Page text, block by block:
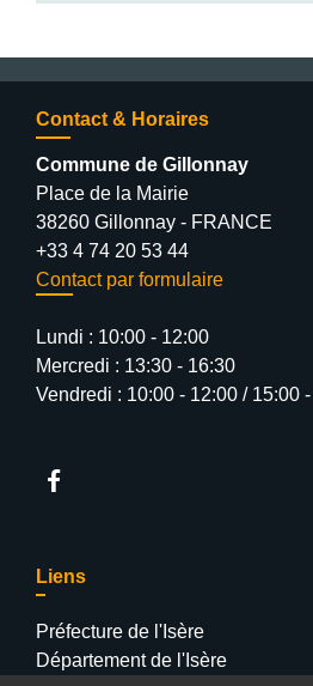
Contact & Horaires
Commune de Gillonnay
Place de la Mairie
38260 Gillonnay - FRANCE
+33 4 74 20 53 44
Contact par formulaire
Lundi : 10:00 - 12:00
Mercredi : 13:30 - 16:30
Vendredi : 10:00 - 12:00 / 15:00
Liens
Préfecture de l'Isère
Département de l'Isère